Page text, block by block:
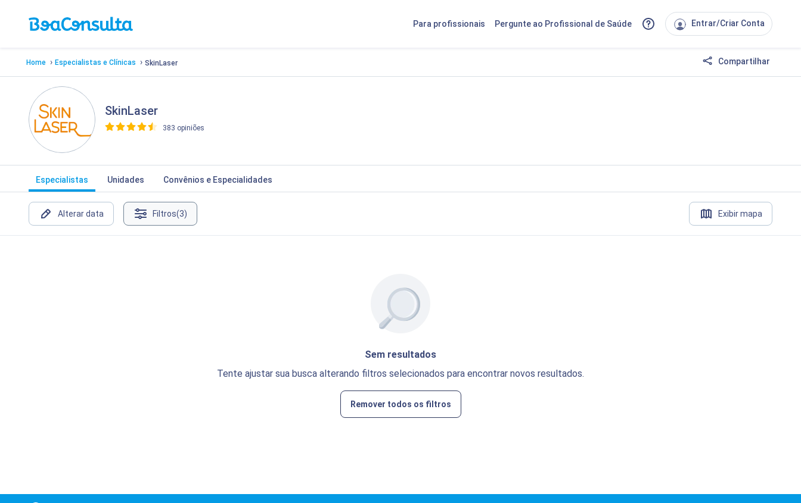
Para profissionais Pergunte ao Profissional de Saúde Entrar/Criar Conta
Home › Especialistas e Clínicas › SkinLaser Compartilhar
SkinLaser
383 opiniões
Especialistas Unidades Convênios e Especialidades
Alterar data Filtros(3) Exibir mapa
Sem resultados
Tente ajustar sua busca alterando filtros selecionados para encontrar novos resultados.
Remover todos os filtros